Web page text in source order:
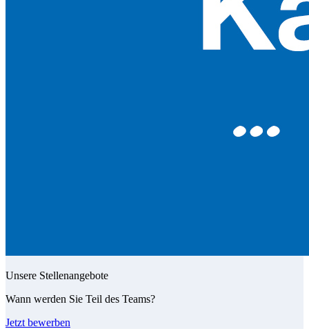
Unsere Stellenangebote
Wann werden Sie Teil des Teams?
Jetzt bewerben